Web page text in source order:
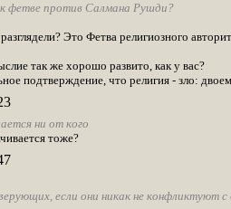
фетве против Салмана Рушди?
Это Фетва религиозного
так же хорошо развито, как у вас?
подтверждение, что религия - зло:
ни от кого
тоже?
если они никак не конфликтуют